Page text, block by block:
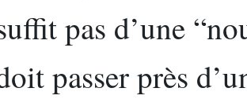
pas d’une
passer près